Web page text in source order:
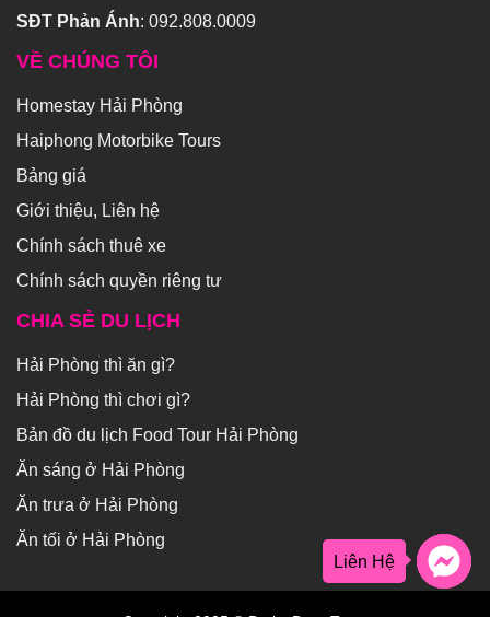
SĐT Phản Ánh: 092.808.0009
VỀ CHÚNG TÔI
Homestay Hải Phòng
Haiphong Motorbike Tours
Bảng giá
Giới thiệu, Liên hệ
Chính sách thuê xe
Chính sách quyền riêng tư
CHIA SẺ DU LỊCH
Hải Phòng thì ăn gì?
Hải Phòng thì chơi gì?
Bản đồ du lịch Food Tour Hải Phòng
Ăn sáng ở Hải Phòng
Ăn trưa ở Hải Phòng
Ăn tối ở Hải Phòng
Liên Hệ